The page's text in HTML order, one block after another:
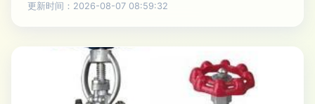
更新时间：2026-08-07 08:59:32